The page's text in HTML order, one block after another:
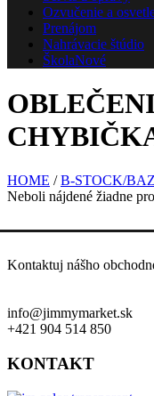
Ozvučenie a
Prenájom
Nahrávacie štúdio
ŠkolaNové
HOME /B-STOCK/
Neboli nájdené žiadne
Kontaktuj nášho
info@jimmymarket.sk
+421 904 514 850
KONTAKT